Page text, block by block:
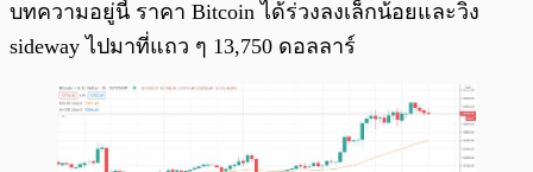
บทความอยู่นี้ ราคา Bitcoin ได้ร่วงลงเล็กน้อยและวิ่ง
sideway ไปมาที่แถว ๆ 13,750 ดอลลาร์